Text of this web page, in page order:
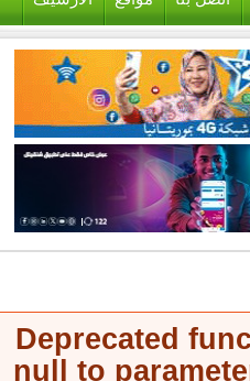
Deprecated
null to